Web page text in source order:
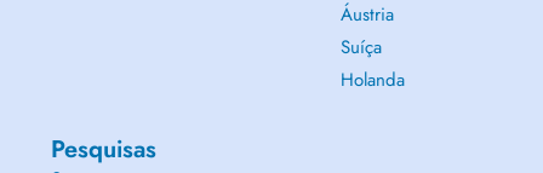
Áustria
Suíça
Holanda
Pesquisas